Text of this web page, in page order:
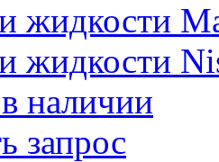
жидкости
жидкости
наличии
запрос